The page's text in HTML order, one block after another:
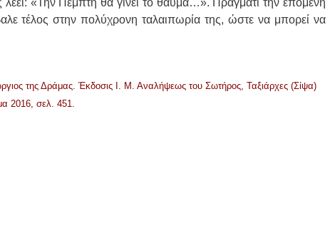
λέει: «Την Πέμπτη θα γίνει το θαύμα…». Πράγματι την επόμενη
τέλος στην πολύχρονη ταλαιπωρία της, ώστε να μπορεί να
της Δράμας. Έκδοσις Ι. Μ. Αναλήψεως του Σωτήρος, Ταξιάρχες (Σίψα)
2016, σελ. 451.